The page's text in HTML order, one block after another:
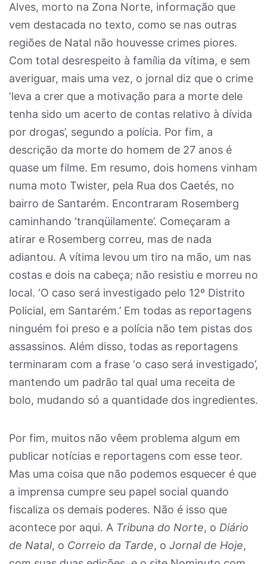
Alves, morto na Zona Norte, informação que
vem destacada no texto, como se nas outras
regiões de Natal não houvesse crimes piores.
Com total desrespeito à família da vítima, e sem
averiguar, mais uma vez, o jornal diz que o crime
‘leva a crer que a motivação para a morte dele
tenha sido um acerto de contas relativo à dívida
por drogas’, segundo a polícia. Por fim, a
descrição da morte do homem de 27 anos é
quase um filme. Em resumo, dois homens vinham
numa moto Twister, pela Rua dos Caetés, no
bairro de Santarém. Encontraram Rosemberg
caminhando ‘tranqüilamente’. Começaram a
atirar e Rosemberg correu, mas de nada
adiantou. A vítima levou um tiro na mão, um nas
costas e dois na cabeça; não resistiu e morreu no
local. ‘O caso será investigado pelo 12º Distrito
Policial, em Santarém.’ Em todas as reportagens
ninguém foi preso e a polícia não tem pistas dos
assassinos. Além disso, todas as reportagens
terminaram com a frase ‘o caso será investigado’,
mantendo um padrão tal qual uma receita de
bolo, mudando só a quantidade dos ingredientes.
Por fim, muitos não vêem problema algum em
publicar notícias e reportagens com esse teor.
Mas uma coisa que não podemos esquecer é que
a imprensa cumpre seu papel social quando
fiscaliza os demais poderes. Não é isso que
acontece por aqui. A Tribuna do Norte, o Diário
de Natal, o Correio da Tarde, o Jornal de Hoje,